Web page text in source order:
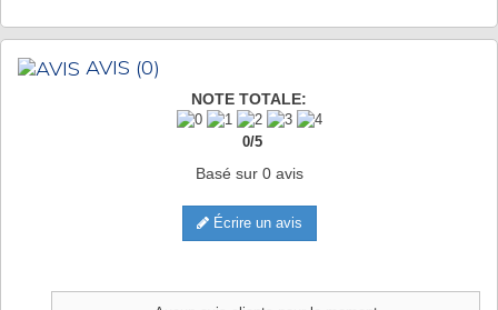
AVIS (0)
NOTE TOTALE:
0/5
Basé sur 0avis
Écrire un avis